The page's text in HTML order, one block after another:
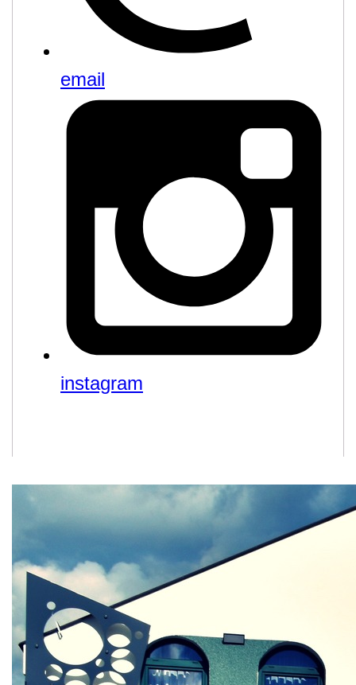
email
instagram